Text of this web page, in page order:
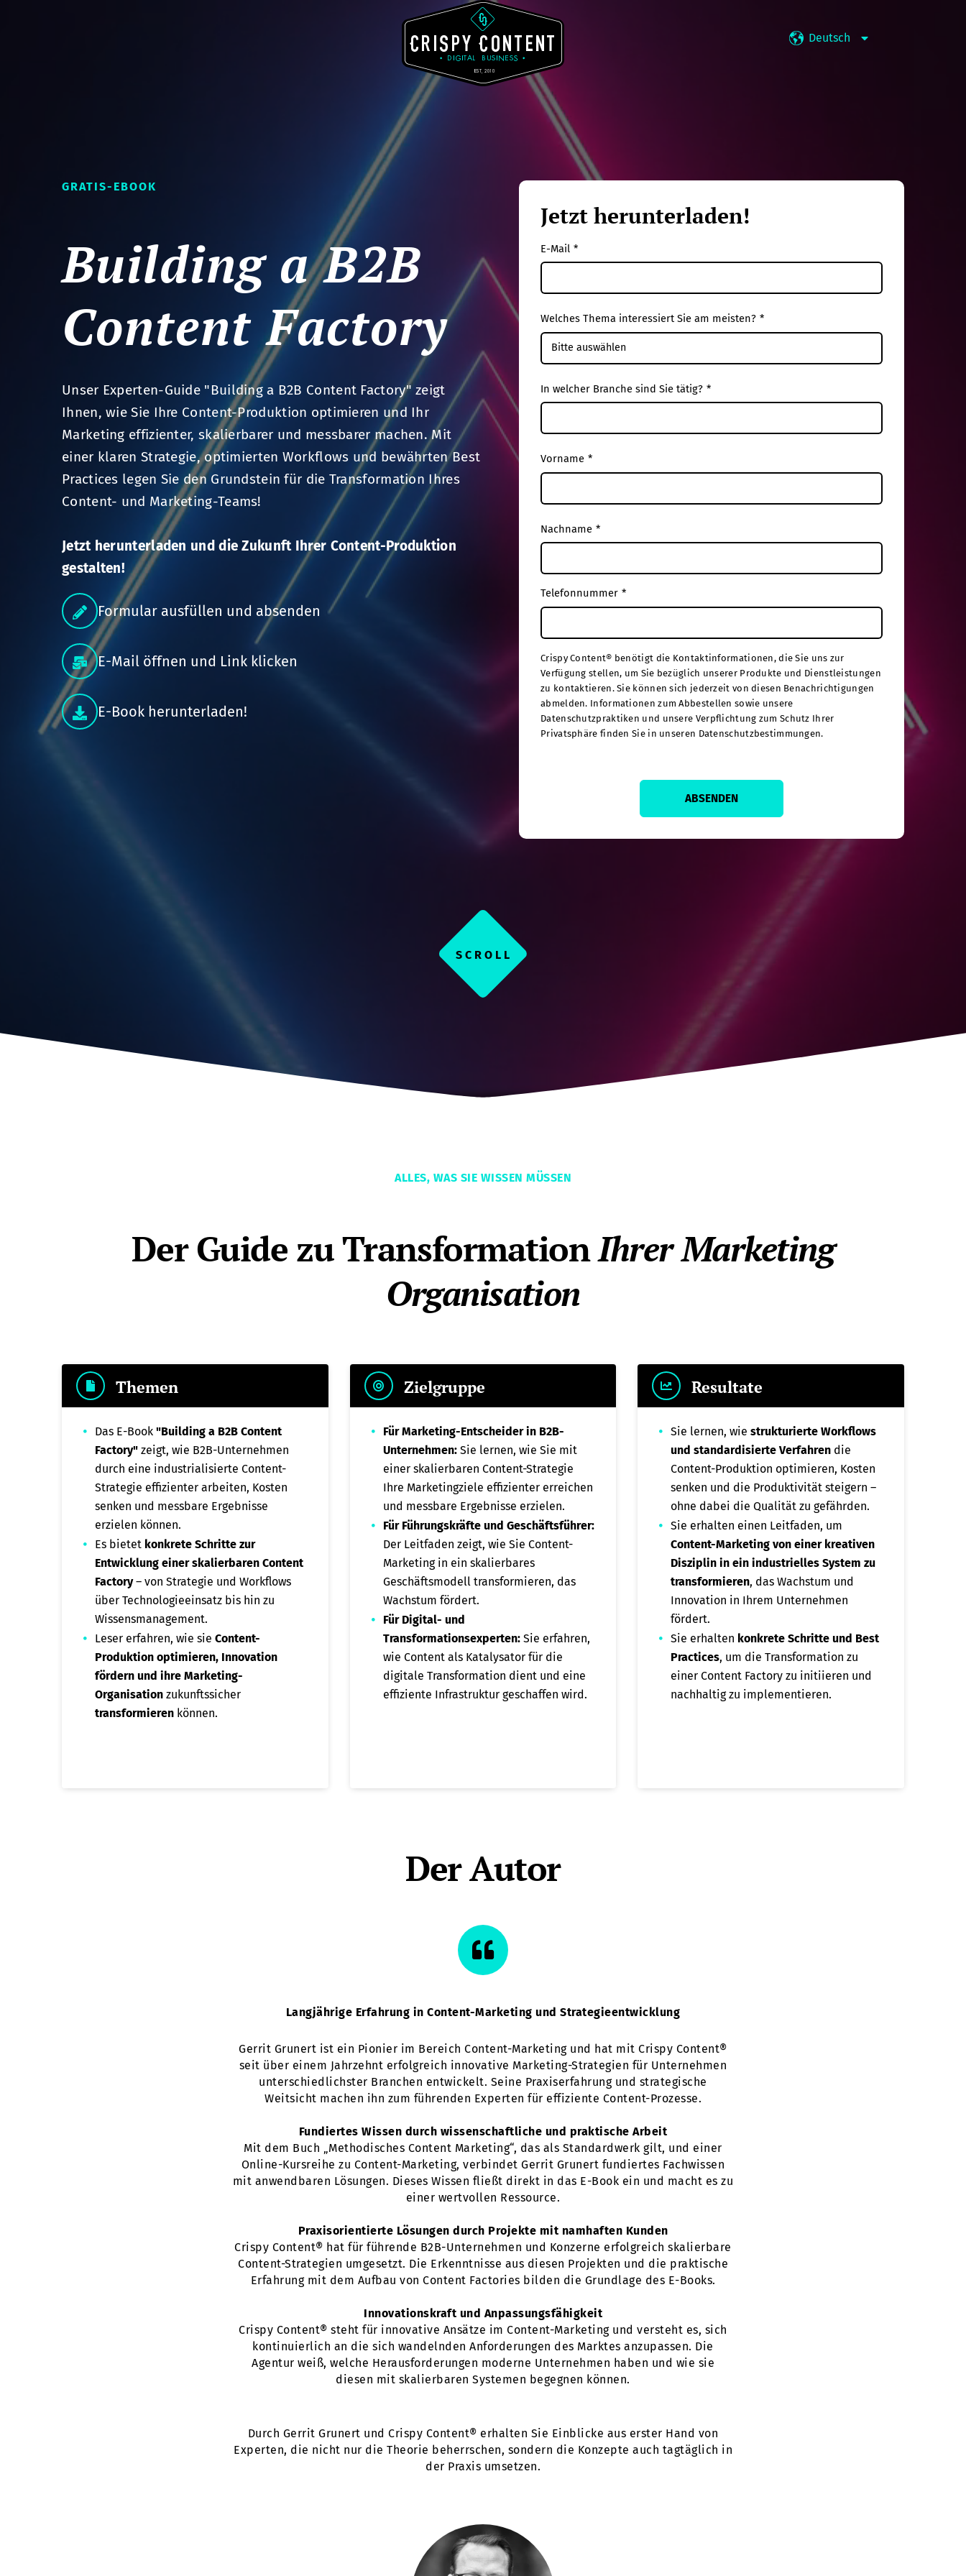
Deutsch
GRATIS-EBOOK
Building a B2B
Content Factory
Unser Experten-Guide "Building a B2B Content Factory" zeigt
Ihnen, wie Sie Ihre Content-Produktion optimieren und Ihr
Marketing effizienter, skalierbarer und messbarer machen. Mit
einer klaren Strategie, optimierten Workflows und bewährten Best
Practices legen Sie den Grundstein für die Transformation Ihres
Content- und Marketing-Teams!
Jetzt herunterladen und die Zukunft Ihrer Content-Produktion
gestalten!
Formular ausfüllen und absenden
E-Mail öffnen und Link klicken
E-Book herunterladen!
Jetzt herunterladen!
E-Mail *
Welches Thema interessiert Sie am meisten? *
In welcher Branche sind Sie tätig? *
Vorname *
Nachname *
Telefonnummer *
Crispy Content® benötigt die Kontaktinformationen, die Sie uns zur
Verfügung stellen, um Sie bezüglich unserer Produkte und Dienstleistungen
zu kontaktieren. Sie können sich jederzeit von diesen Benachrichtigungen
abmelden. Informationen zum Abbestellen sowie unsere
Datenschutzpraktiken und unsere Verpflichtung zum Schutz Ihrer
Privatsphäre finden Sie in unseren Datenschutzbestimmungen.
SCROLL
ALLES, WAS SIE WISSEN MÜSSEN
Der Guide zu TransformationIhrer Marketing
Organisation
Themen
Das E-Book "Building a B2B Content
Factory" zeigt, wie B2B-Unternehmen
durch eine industrialisierte Content-
Strategie effizienter arbeiten, Kosten
senken und messbare Ergebnisse
erzielen können.
Es bietet konkrete Schritte zur
Entwicklung einer skalierbaren Content
Factory– von Strategie und Workflows
über Technologieeinsatz bis hin zu
Wissensmanagement.
Leser erfahren, wie sie Content-
Produktion optimieren, Innovation
fördern und ihre Marketing-
Organisation zukunftssicher
transformieren können.
Zielgruppe
Für Marketing-Entscheider in B2B-
Unternehmen: Sie lernen, wie Sie mit
einer skalierbaren Content-Strategie
Ihre Marketingziele effizienter erreichen
und messbare Ergebnisse erzielen.
Für Führungskräfte und Geschäftsführer:
Der Leitfaden zeigt, wie Sie Content-
Marketing in ein skalierbares
Geschäftsmodell transformieren, das
Wachstum fördert.
Für Digital- und
Transformationsexperten: Sie erfahren,
wie Content als Katalysator für die
digitale Transformation dient und eine
effiziente Infrastruktur geschaffen wird.
Resultate
Sie lernen, wiestrukturierte Workflows
und standardisierte Verfahren die
Content-Produktion optimieren, Kosten
senken und die Produktivität steigern –
ohne dabei die Qualität zu gefährden.
Sie erhalten einen Leitfaden, um
Content-Marketing von einer kreativen
Disziplin in ein industrielles System zu
transformieren, das Wachstum und
Innovation in Ihrem Unternehmen
fördert.
Sie erhalten konkrete Schritte und Best
Practices, um die Transformation zu
einer Content Factory zu initiieren und
nachhaltig zu implementieren.
Der Autor
Langjährige Erfahrung in Content-Marketing und Strategieentwicklung
Gerrit Grunert ist ein Pionier im Bereich Content-Marketing und hat mit Crispy Content®
seit über einem Jahrzehnt erfolgreich innovative Marketing-Strategien für Unternehmen
unterschiedlichster Branchen entwickelt. Seine Praxiserfahrung und strategische
Weitsicht machen ihn zum führenden Experten für effiziente Content-Prozesse.
Fundiertes Wissen durch wissenschaftliche und praktische Arbeit
Mit dem Buch „Methodisches Content Marketing“, das als Standardwerk gilt, und einer
Online-Kursreihe zu Content-Marketing, verbindet Gerrit Grunert fundiertes Fachwissen
mit anwendbaren Lösungen. Dieses Wissen fließt direkt in das E-Book ein und macht es zu
einer wertvollen Ressource.
Praxisorientierte Lösungen durch Projekte mit namhaften Kunden
Crispy Content® hat für führende B2B-Unternehmen und Konzerne erfolgreich skalierbare
Content-Strategien umgesetzt. Die Erkenntnisse aus diesen Projekten und die praktische
Erfahrung mit dem Aufbau von Content Factories bilden die Grundlage des E-Books.
Innovationskraft und Anpassungsfähigkeit
Crispy Content® steht für innovative Ansätze im Content-Marketing und versteht es, sich
kontinuierlich an die sich wandelnden Anforderungen des Marktes anzupassen. Die
Agentur weiß, welche Herausforderungen moderne Unternehmen haben und wie sie
diesen mit skalierbaren Systemen begegnen können.
Durch Gerrit Grunert und Crispy Content® erhalten Sie Einblicke aus erster Hand von
Experten, die nicht nur die Theorie beherrschen, sondern die Konzepte auch tagtäglich in
der Praxis umsetzen.